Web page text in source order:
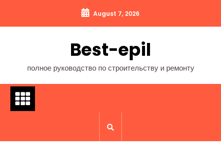
содержимому
August 7, 2026
Best-epil
полное руководство по строительству и ремонту